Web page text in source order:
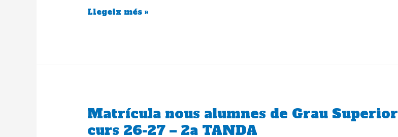
Llegeix més »
Matrícula nous alumnes de Grau Superior
curs 26-27 – 2a TANDA
Matrícula